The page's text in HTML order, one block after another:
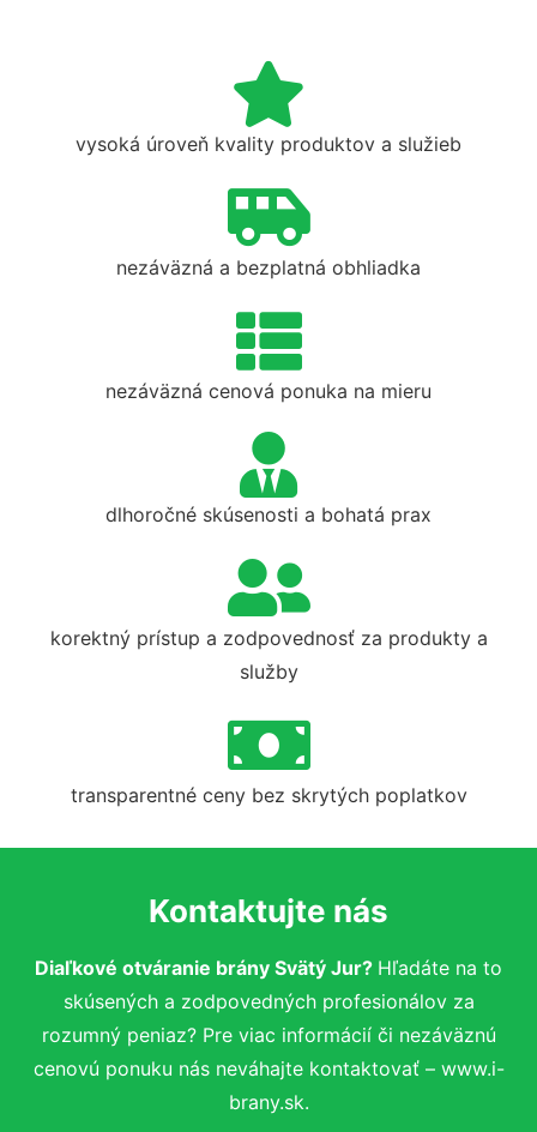
vysoká úroveň kvality produktov a služieb
nezáväzná a bezplatná obhliadka
nezáväzná cenová ponuka na mieru
dlhoročné skúsenosti a bohatá prax
korektný prístup a zodpovednosť za produkty a
služby
transparentné ceny bez skrytých poplatkov
Kontaktujte nás
Diaľkové otváranie brány Svätý Jur? Hľadáte na to
skúsených a zodpovedných profesionálov za
rozumný peniaz? Pre viac informácií či nezáväznú
cenovú ponuku nás neváhajte kontaktovať – www.i-
brany.sk.